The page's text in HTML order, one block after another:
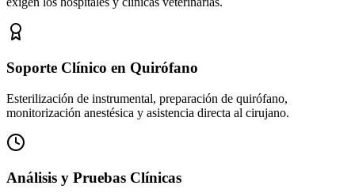
Soporte Clínico en Quirófano
Esterilización de instrumental, preparación de quirófano,
monitorización anestésica y asistencia directa al cirujano.
Análisis y Pruebas Clínicas